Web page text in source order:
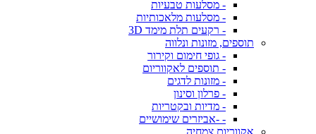
- מסלעות טבעיות
- מסלעות מלאכותיות
- רקעים תלת מימד 3D
תוספים, מזונות ונלווה
- גופי חימום וקירור
- תוספים לאקווריום
- מזונות לדגים
- פרלון וסינון
- מדיות ובקטריות
- -אביזרים שימושיים
אקווריום צמחיה